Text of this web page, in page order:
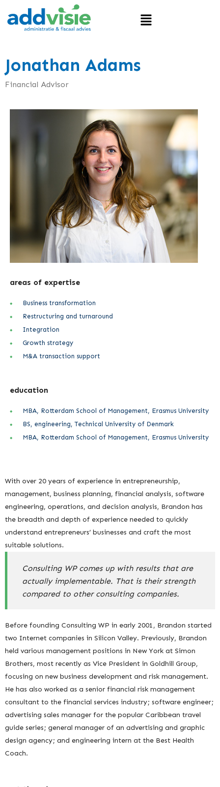
Jonathan Adams
Financial Advisor
areas of expertise
Business transformation
Restructuring and turnaround
Integration
Growth strategy
M&A transaction support
education
MBA, Rotterdam School of Management, Erasmus University
BS, engineering, Technical University of Denmark
MBA, Rotterdam School of Management, Erasmus University
With over 20 years of experience in entrepreneurship,
management, business planning, financial analysis, software
engineering, operations, and decision analysis, Brandon has
the breadth and depth of experience needed to quickly
understand entrepreneurs’ businesses and craft the most
suitable solutions.
Consulting WP comes up with results that are
actually implementable. That is their strength
compared to other consulting companies.
Before founding Consulting WP in early 2001, Brandon started
two Internet companies in Silicon Valley. Previously, Brandon
held various management positions in New York at Simon
Brothers, most recently as Vice President in Goldhill Group,
focusing on new business development and risk management.
He has also worked as a senior financial risk management
consultant to the financial services industry; software engineer;
advertising sales manager for the popular Caribbean travel
guide series; general manager of an advertising and graphic
design agency; and engineering intern at the Best Health
Coach.